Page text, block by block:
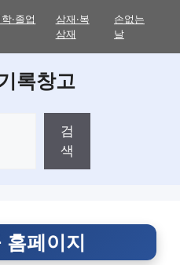
·졸업
삼재·복
삼재
손없는
날
록창고
검
색
홈페이지